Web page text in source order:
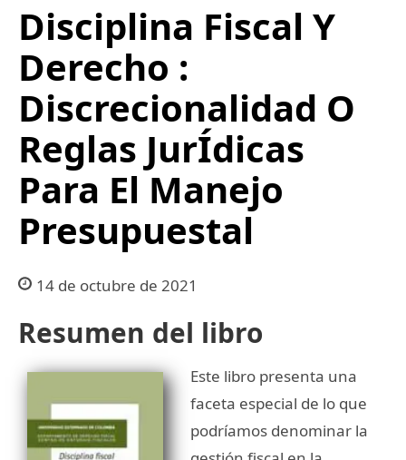
Disciplina Fiscal Y
Derecho :
Discrecionalidad O
Reglas JurÍdicas
Para El Manejo
Presupuestal
14 de octubre de 2021
Resumen del libro
Este libro presenta una
faceta especial de lo que
podríamos denominar la